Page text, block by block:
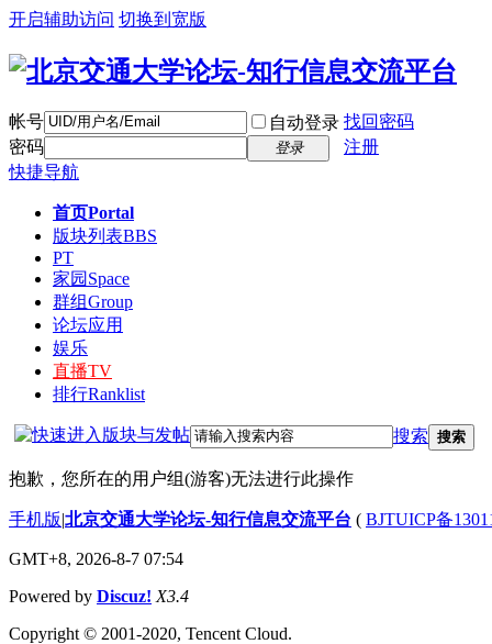
开启辅助访问 切换到宽版
帐号 自动登录 找回密码
密码
登录
注册
快捷导航
首页Portal
版块列表BBS
PT
家园 Space
群组Group
论坛应用
娱乐
直播TV
排行Ranklist
搜索 搜索
抱歉，您所在的用户组(游客)无法进行此操作
手机版|北京交通大学论坛-知行信息交流平台 ( BJTUICP备
GMT+8, 2026-8-7 07:54
Powered by Discuz! X3.4
Copyright © 2001-2020, Tencent Cloud.